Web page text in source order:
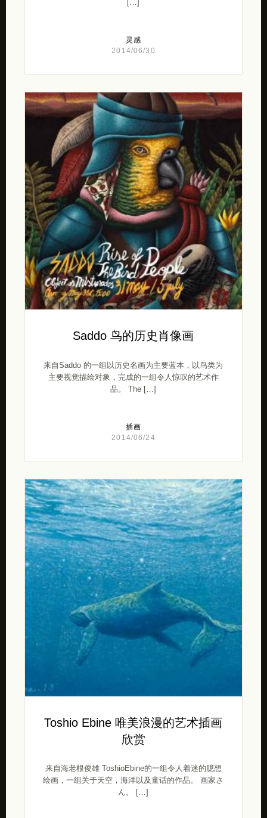
[…]
灵感
2014/06/30
Saddo 鸟的历史肖像画
来自Saddo 的一组以历史名画为主要蓝本，以鸟类为
主要视觉描绘对象，完成的一组令人惊叹的艺术作
品。 The […]
插画
2014/06/24
Toshio Ebine 唯美浪漫的艺术插画
欣赏
来自海老根俊雄 ToshioEbine的一组令人着迷的臆想
绘画，一组关于天空，海洋以及童话的作品。 画家さ
ん。 […]